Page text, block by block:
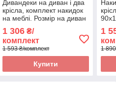
Дивандеки на диван і два
крісла, комплект накидок
на меблі. Розмір на диван
150*200 см, Два крісла
70*150 см
1 306₴/
комплект
1 593 ₴/комплект
Купити
1
1